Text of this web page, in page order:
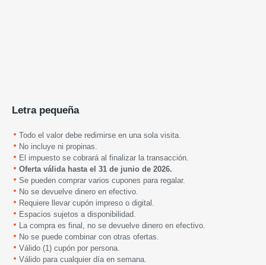
Letra pequeña
Todo el valor debe redimirse en una sola visita.
No incluye ni propinas.
El impuesto se cobrará al finalizar la transacción.
Oferta válida hasta el 31 de junio de 2026.
Se pueden comprar varios cupones para regalar.
No se devuelve dinero en efectivo.
Requiere llevar cupón impreso o digital.
Espacios sujetos a disponibilidad.
La compra es final, no se devuelve dinero en efectivo.
No se puede combinar con otras ofertas.
Válido (1) cupón por persona.
Válido para cualquier día en semana.